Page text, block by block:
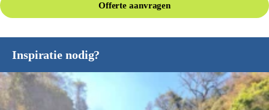
Offerte aanvragen
Inspiratie nodig?